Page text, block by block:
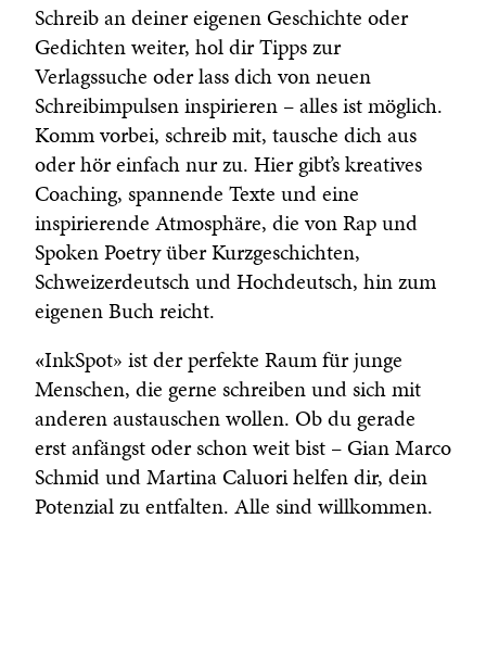
Schreib an deiner eigenen Geschichte oder
Gedichten weiter, hol dir Tipps zur
Verlagssuche oder lass dich von neuen
Schreibimpulsen inspirieren – alles ist möglich.
Komm vorbei, schreib mit, tausche dich aus
oder hör einfach nur zu. Hier gibt’s kreatives
Coaching, spannende Texte und eine
inspirierende Atmosphäre, die von Rap und
Spoken Poetry über Kurzgeschichten,
Schweizerdeutsch und Hochdeutsch, hin zum
eigenen Buch reicht.
«InkSpot» ist der perfekte Raum für junge
Menschen, die gerne schreiben und sich mit
anderen austauschen wollen. Ob du gerade
erst anfängst oder schon weit bist – Gian Marco
Schmid und Martina Caluori helfen dir, dein
Potenzial zu entfalten. Alle sind willkommen.